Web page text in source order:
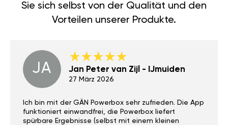
Sie sich selbst von der Qualität und den
Vorteilen unserer Produkte.
JA Jan Peter van Zijl - IJmuiden
27 März 2026
Ich bin mit der GÄN Powerbox sehr zufrieden. Die App
funktioniert einwandfrei, die Powerbox liefert
spürbare Ergebnisse (selbst mit einem kleinen